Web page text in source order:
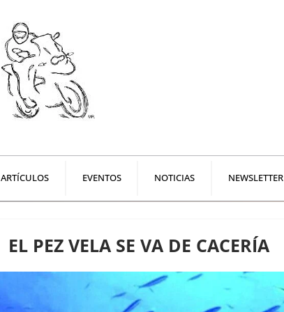
ARTÍCULOS EVENTOS NOTICIAS NEWSLETTER
EL PEZ VELA SE VA DE CACERÍA